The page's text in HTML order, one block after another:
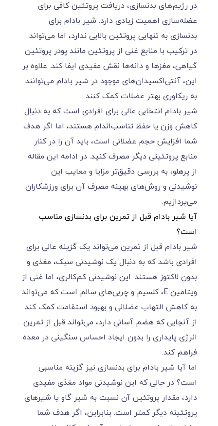
در رژیم‌های بدنسازی، دریافت پروتئین کافی برای
عضله‌سازی اهمیت زیادی دارد. شیر بادام برای
بدنسازی به تنهایی پروتئین بالایی ندارد، اما می‌تواند
در ترکیب با منابع غنی از پروتئین مانند پودر پروتئین
گیاهی، مغزها و دانه‌ها نقش مفیدی ایفا کند. علاوه بر
این، آنتی‌اکسیدان‌های موجود در شیر بادام می‌توانند
به ریکاوری بهتر عضلات کمک کنند.
شیر بادام انتخابی عالی برای افرادی است که به دنبال
کاهش وزن یا حفظ تناسب‌اندام هستند، اما اگر هدف
شما افزایش حجم عضلانی است، باید آن را در کنار
منابع پروتئینی دیگر مصرف کنید. در ادامه این مقاله
از پرهلو، به بررسی دقیق‌تر مزایا و معایب این
نوشیدنی و روش‌های بهینه مصرف آن برای ورزشکاران
می‌پردازیم.
آیا شیر بادام قبل از تمرین برای بدنسازی مناسب
است؟
شیر بادام قبل از تمرین می‌تواند یک گزینه عالی برای
افرادی باشد که به دنبال یک نوشیدنی سبک، مغذی و
بدون لاکتوز هستند. این نوشیدنی کم‌کالری، اما غنی از
ویتامین E، کلسیم و چربی‌های سالم است که می‌تواند
به کاهش التهاب عضلانی و بهبود استقامت کمک کند.
از آنجایی که هضم آسانی دارد، می‌تواند قبل از تمرین
انرژی پایداری را بدون ایجاد احساس سنگینی در معده
فراهم کند.
اما آیا شیر بادام برای بدنسازی نیز گزینه مناسبی
است؟ در حالی که این نوشیدنی مواد مغذی مفیدی
دارد، مقدار پروتئین آن نسبت به شیر گاو یا شیرهای
پروتئینه دیگر کمتر است. بنابراین، اگر هدف شما